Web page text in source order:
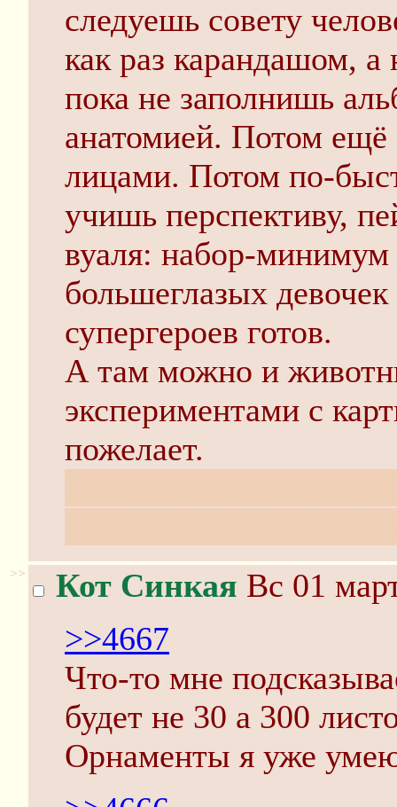
следуешь совету
как раз карандашом,
пока не заполнишь
анатомией. Потом
лицами. Потом по-
учишь перспективу,
вуаля: набор-минимум
большеглазых
супергероев готов.
А там можно и
экспериментами с
пожелает.
>> Кот Синкая Вс 01
>>4667
Что-то мне
будет не 30 а 300
Орнаменты я уже